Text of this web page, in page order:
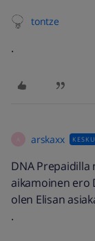
tontze
.
arskaxx
DNA
aikamoinen ero
olen Elisan
.